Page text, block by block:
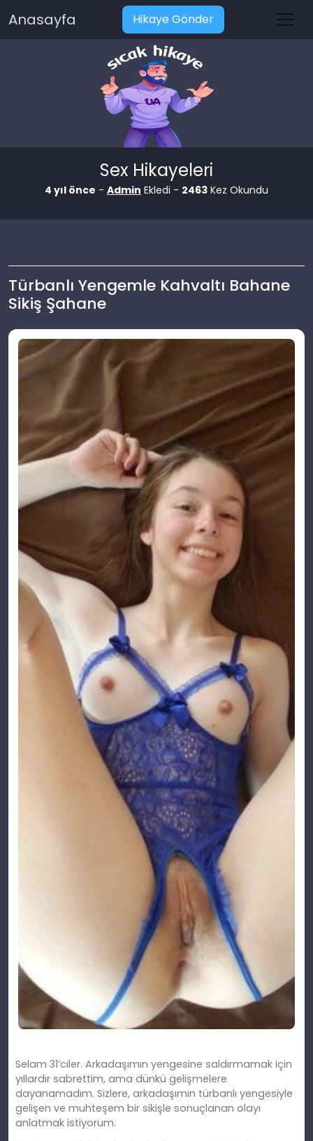
Anasayfa Hikaye Gönder
Sex Hikayeleri
4 yıl önce - Admin Ekledi - 2463 Kez Okundu
Türbanlı Yengemle Kahvaltı Bahane
Sikiş Şahane
Selam 31’ciler. Arkadaşımın yengesine saldırmamak için
yıllardır sabrettim, ama dünkü gelişmelere
dayanamadım. Sizlere, arkadaşımın türbanlı yengesiyle
gelişen ve muhteşem bir sikişle sonuçlanan olayı
anlatmak istiyorum.